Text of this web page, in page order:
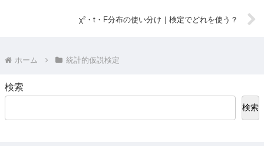
χ²・t・F分布の使い分け｜検定でどれを使う？
ホーム 統計的仮説検定
検索
検索